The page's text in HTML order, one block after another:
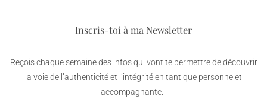
Inscris-toi à ma Newsletter
Reçois chaque semaine des infos qui vont te permettre de découvrir
la voie de l’authenticité et l’intégrité en tant que personne et
accompagnante.